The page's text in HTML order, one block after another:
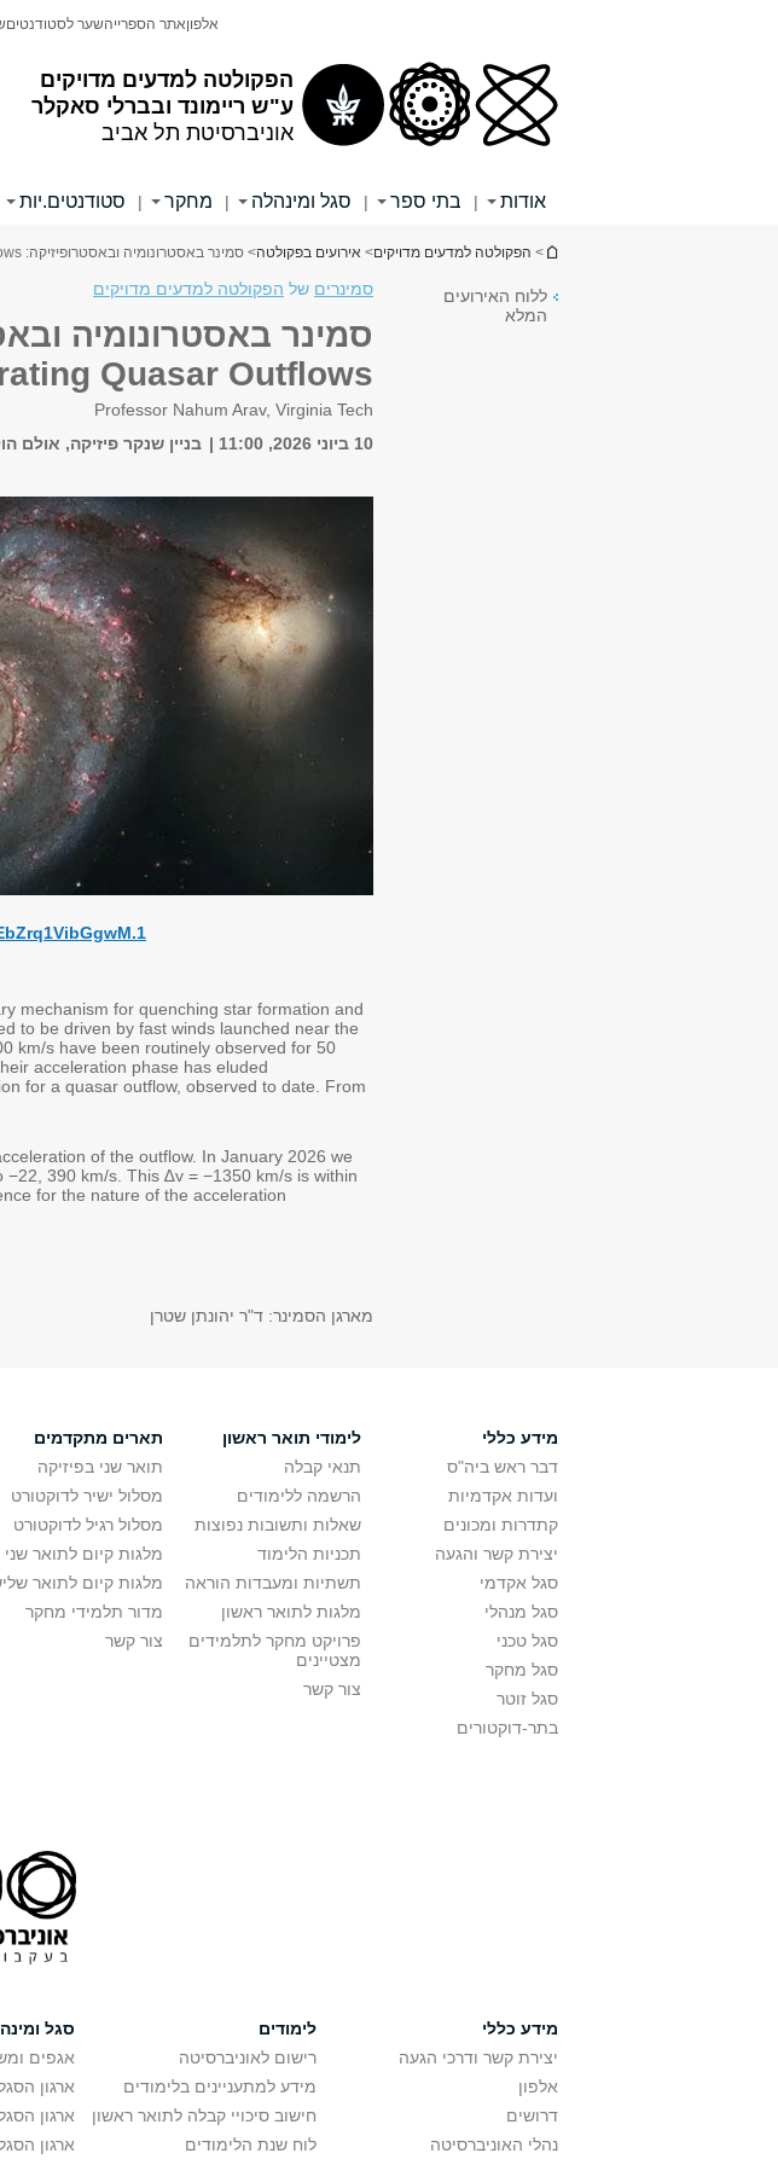
הפקולטה למדעים מדויקים
ע"ש ריימונד ובברלי סאקלר
אוניברסיטת תל אביב
אלפוןאתר הספרייהשער לסטודנטים
אודות | בתי ספר | סגל ומינהלה | מחקר | סטודנטים.יות
הינך נמצא כאן
> הפקולטה למדעים מדויקים> אירועים בפקולטה> סמינר באסטרונומיה ובאסטרופיזיקה: Direct Evidence for Radiatively Accelerating Quasar Outflows
ללוח האירועים
המלא
סמינרים של הפקולטה למדעים מדויקים
Quasar Outflows
Professor Nahum Arav, Virginia Tech
10 ביוני 2026, 11:00
בניין שנקר פיזיקה, אולם
mechanism for quenching star formation and
to be driven by fast winds launched near the
km/s have been routinely observed for 50
acceleration phase has eluded
for a quasar outflow, observed to date. From
of the outflow. In January 2026 we
390 km/s. This ∆v = −1350 km/s is within
for the nature of the acceleration
מארגן הסמינר: ד"ר יהונתן שטרן
מידע כללי
דבר ראש ביה"ס
ועדות אקדמיות
קתדרות ומכונים
יצירת קשר והגעה
סגל אקדמי
סגל מנהלי
סגל טכני
סגל מחקר
סגל זוטר
בתר-דוקטורים
לימודי תואר ראשון
תנאי קבלה
הרשמה ללימודים
שאלות ותשובות נפוצות
תכניות הלימוד
תשתיות ומעבדות הוראה
מלגות לתואר ראשון
פרויקט מחקר לתלמידים
מצטיינים
צור קשר
תארים מתקדמים
תואר שני בפיזיקה
מסלול ישיר לדוקטורט
מסלול רגיל לדוקטורט
מלגות קיום לתואר שני
מלגות קיום לתואר
מדור תלמידי מחקר
צור קשר
מידע כללי
יצירת קשר ודרכי הגעה
אלפון
דרושים
נהלי האוניברסיטה
לימודים
רישום לאוניברסיטה
מידע למתעניינים בלימודים
חישוב סיכויי קבלה לתואר ראשון
לוח שנת הלימודים
סגל
אגפים
ארגון
ארגון
ארגון